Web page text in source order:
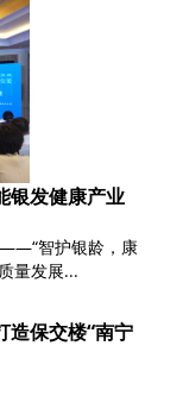
银发健康产业
智护银龄，康
量发展...
造保交楼“南宁